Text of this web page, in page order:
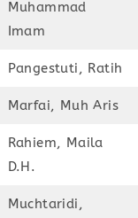
Muhammad
Imam
Pangestuti, Ratih
Marfai, Muh Aris
Rahiem, Maila
D.H.
Muchtaridi,